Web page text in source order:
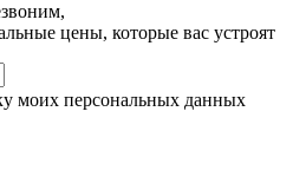
цены, которые вас устроят
моих персональных данных